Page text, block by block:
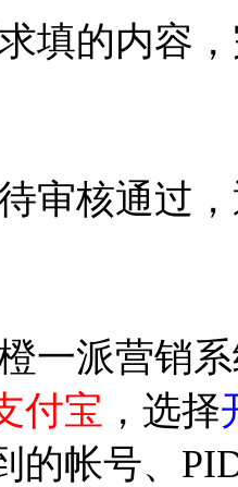
填的内容
审核通过
一派营销
付宝 ，选择
的帐号、